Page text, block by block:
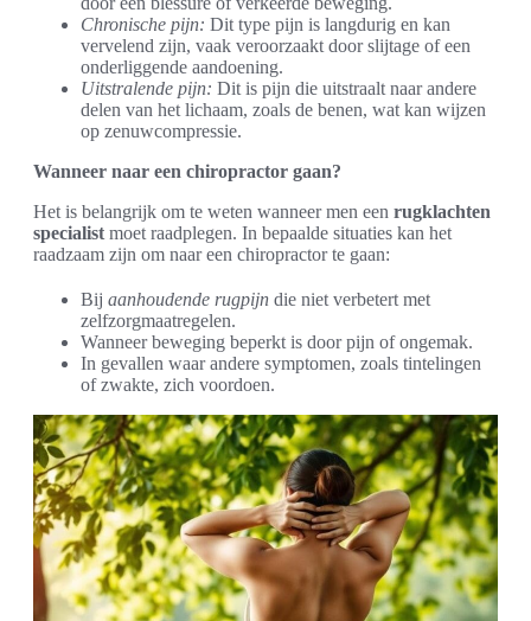
Chronische pijn: Dit type pijn is langdurig en kan
vervelend zijn, vaak veroorzaakt door slijtage of een
onderliggende aandoening.
Uitstralende pijn: Dit is pijn die uitstraalt naar andere
delen van het lichaam, zoals de benen, wat kan wijzen
op zenuwcompressie.
Wanneer naar een chiropractor gaan?
Het is belangrijk om te weten wanneer men een rugklachten
specialist moet raadplegen. In bepaalde situaties kan het
raadzaam zijn om naar een chiropractor te gaan:
Bij aanhoudende rugpijn die niet verbetert met
zelfzorgmaatregelen.
Wanneer beweging beperkt is door pijn of ongemak.
In gevallen waar andere symptomen, zoals tintelingen
of zwakte, zich voordoen.